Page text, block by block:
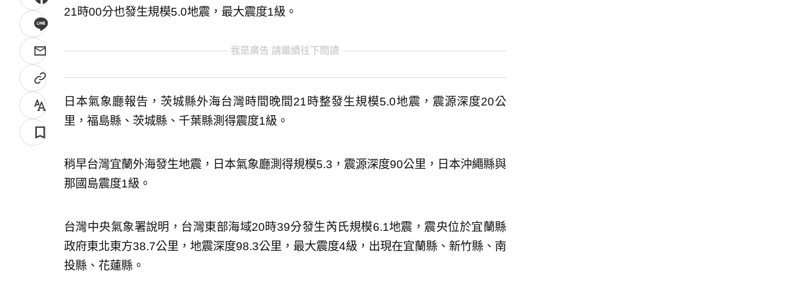
21時00分也發生規模5.0地震，最大震度1級。
我是廣告 請繼續往下閱讀
日本氣象廳報告，茨城縣外海台灣時間晚間21時整發生規模5.0地震，震源深度20公
里，福島縣、茨城縣、千葉縣測得震度1級。
稍早台灣宜蘭外海發生地震，日本氣象廳測得規模5.3，震源深度90公里，日本沖繩縣與
那國島震度1級。
台灣中央氣象署說明，台灣東部海域20時39分發生芮氏規模6.1地震，震央位於宜蘭縣
政府東北東方38.7公里，地震深度98.3公里，最大震度4級，出現在宜蘭縣、新竹縣、南
投縣、花蓮縣。